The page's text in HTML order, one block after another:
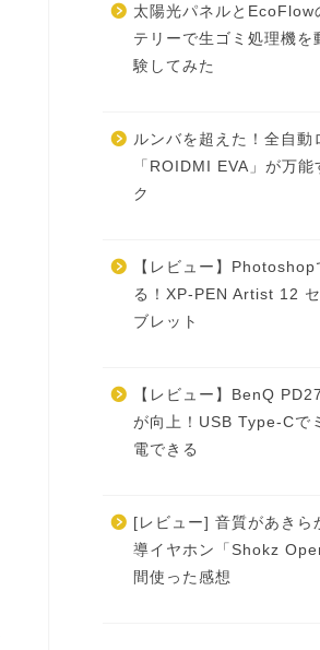
太陽光パネルとEcoFlow
テリーで生ゴミ処理機を
験してみた
ルンバを超えた！全自動
「ROIDMI EVA」が万
ク
【レビュー】
る！XP-PEN Artist 12
ブレット
【レビュー】BenQ
が向上！USB Type-Cで
電できる
[レビュー] 音質があきら
導イヤホン「Shokz
間使った感想